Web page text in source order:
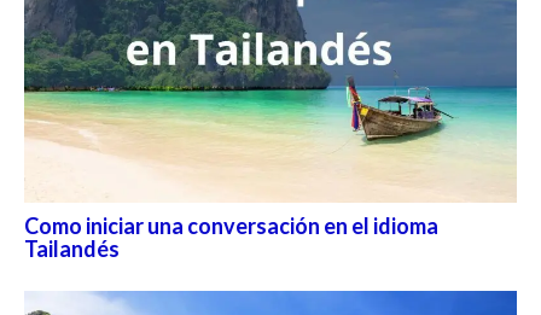
Como iniciar una conversación en el idioma
Tailandés